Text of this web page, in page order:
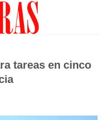
tareas en cinco